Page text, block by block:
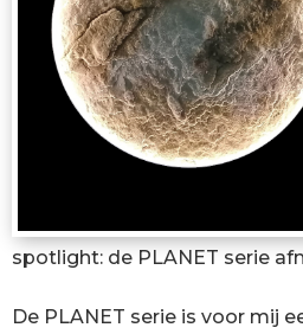
spotlight: de PLANET serie
De PLANET serie is voor mij